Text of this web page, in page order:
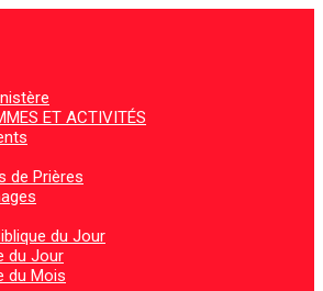
ET ACTIVITÉS
de Prières
du Jour
du Jour
du Mois